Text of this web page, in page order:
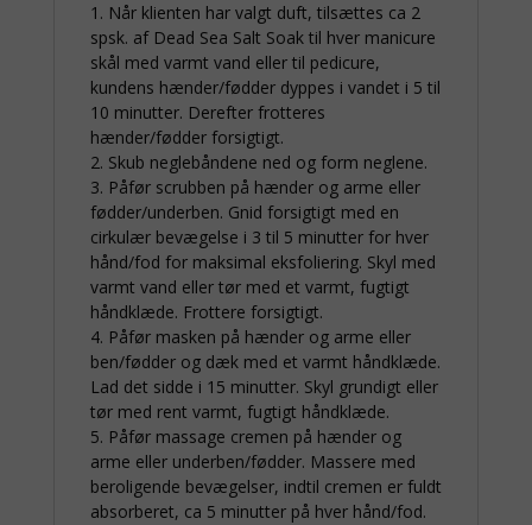
1. Når klienten har valgt duft, tilsættes ca 2
spsk. af Dead Sea Salt Soak til hver manicure
skål med varmt vand eller til pedicure,
kundens hænder/fødder dyppes i vandet i 5 til
10 minutter. Derefter frotteres
hænder/fødder forsigtigt.
2. Skub neglebåndene ned og form neglene.
3. Påfør scrubben på hænder og arme eller
fødder/underben. Gnid forsigtigt med en
cirkulær bevægelse i 3 til 5 minutter for hver
hånd/fod for maksimal eksfoliering. Skyl med
varmt vand eller tør med et varmt, fugtigt
håndklæde. Frottere forsigtigt.
4. Påfør masken på hænder og arme eller
ben/fødder og dæk med et varmt håndklæde.
Lad det sidde i 15 minutter. Skyl grundigt eller
tør med rent varmt, fugtigt håndklæde.
5. Påfør massage cremen på hænder og
arme eller underben/fødder. Massere med
beroligende bevægelser, indtil cremen er fuldt
absorberet, ca 5 minutter på hver hånd/fod.